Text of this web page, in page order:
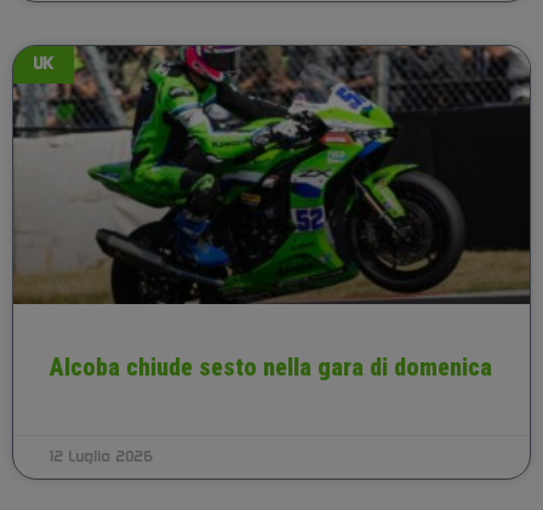
UK
Alcoba chiude sesto nella gara di domenica
12 Luglio 2026